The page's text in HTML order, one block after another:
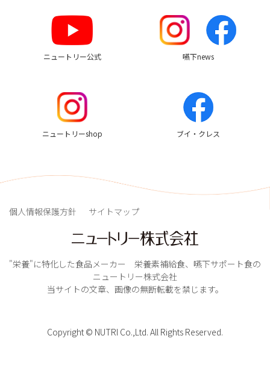
ニュートリー公式 嚥下news
ニュートリーshop ブイ・クレス
"栄養"に特化した食品メーカー 栄養素補給食、嚥下サポート食の
ニュートリー株式会社
当サイトの文章、画像の無断転載を禁じます。
個人情報保護方針 サイトマップ
Copyright © NUTRI Co.,Ltd. All Rights Reserved.